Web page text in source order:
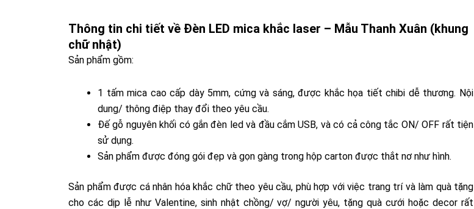
Thông tin chi tiết về Đèn LED mica khắc laser – Mẫu Thanh Xuân (khung
chữ nhật)
Sản phẩm gồm:
1 tấm mica cao cấp dày 5mm, cứng và sáng, được khắc họa tiết chibi dễ thương. Nội
dung/ thông điệp thay đổi theo yêu cầu.
Đế gỗ nguyên khối có gắn đèn led và đầu cắm USB, và có cả công tắc ON/ OFF rất tiện
sử dụng.
Sản phẩm được đóng gói đẹp và gọn gàng trong hộp carton được thắt nơ như hình.
Sản phẩm được cá nhân hóa khắc chữ theo yêu cầu, phù hợp với việc trang trí và làm quà tặng
cho các dịp lễ như Valentine, sinh nhật chồng/ vợ/ người yêu, tặng quà cưới hoặc decor rất